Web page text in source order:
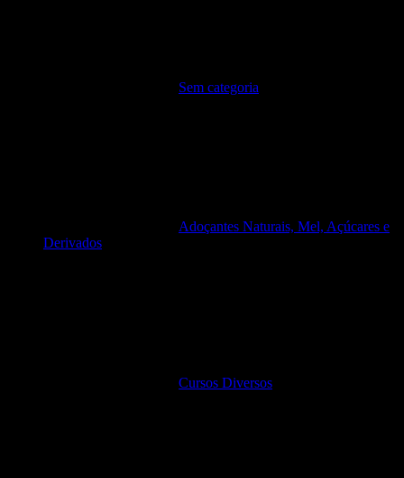
Sem categoria
Adoçantes Naturais, Mel, Açúcares e
Derivados
Cursos Diversos